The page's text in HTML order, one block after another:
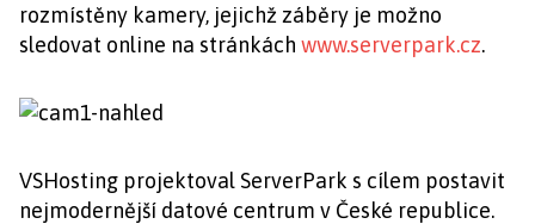
rozmístěny kamery, jejichž záběry je možno
sledovat online na stránkách www.serverpark.cz.
VSHosting projektoval ServerPark s cílem postavit
nejmodernější datové centrum v České republice.